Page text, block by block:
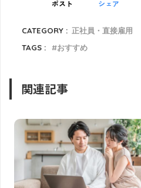
ポスト シェア
CATEGORY : 正社員・直接雇用
TAGS :
おすすめ
関連記事